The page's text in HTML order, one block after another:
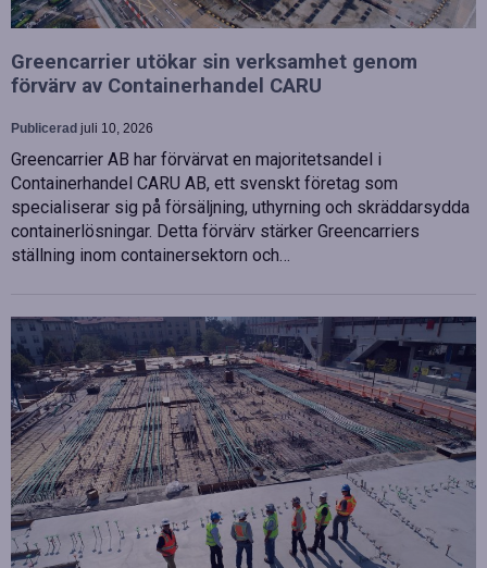
Greencarrier utökar sin verksamhet genom
förvärv av Containerhandel CARU
Publicerad juli 10, 2026
Greencarrier AB har förvärvat en majoritetsandel i
Containerhandel CARU AB, ett svenskt företag som
specialiserar sig på försäljning, uthyrning och skräddarsydda
containerlösningar. Detta förvärv stärker Greencarriers
ställning inom containersektorn och…